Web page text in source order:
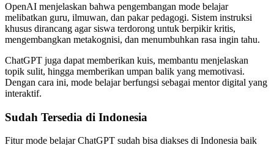
OpenAI menjelaskan bahwa pengembangan mode belajar
melibatkan guru, ilmuwan, dan pakar pedagogi. Sistem instruksi
khusus dirancang agar siswa terdorong untuk berpikir kritis,
mengembangkan metakognisi, dan menumbuhkan rasa ingin tahu.
ChatGPT juga dapat memberikan kuis, membantu menjelaskan
topik sulit, hingga memberikan umpan balik yang memotivasi.
Dengan cara ini, mode belajar berfungsi sebagai mentor digital yang
interaktif.
Sudah Tersedia di Indonesia
Fitur mode belajar ChatGPT sudah bisa diakses di Indonesia baik